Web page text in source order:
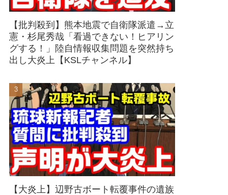
【批判殺到】熊本地震で自衛隊派遣→立
憲・杉尾秀哉「看過できない！ヒアリン
グする！」陸自情報収集問題を突然持ち
出し大炎上【KSLチャンネル】
【大炎上】辺野古ボート転覆事件の遺族